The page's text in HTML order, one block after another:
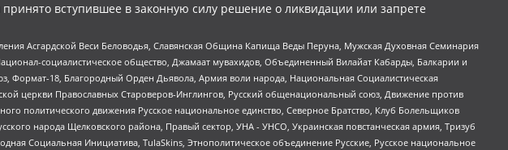
вступившее в законную силу решение о ликвидации или запрете
Асгардской Веси Беловодья, Славянская Община Капища Веды Перуна, Мужская Духовная Семинария
социалистическое общество, Джамаат мувахидов, Объединенный Вилайат Кабарды, Балкарии и
Формат-18, Благородный Орден Дьявола, Армия воли народа, Национальная Социалистическая
церкви Православных Староверов-Инглингов, Русский общенациональный союз, Движение против
политического движения Русское национальное единство, Северное Братство, Клуб Болельщиков
народа Щелковского района, Правый сектор, УНА - УНСО, Украинская повстанческая армия, Тризуб
Социальная Инициатива, TulaSkins, Этнополитическое объединение Русские, Русское национальное